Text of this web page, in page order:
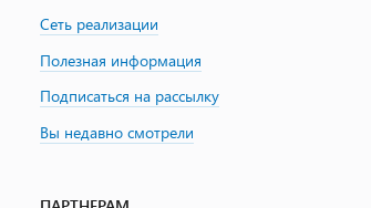
Сеть реализации
Полезная информация
Подписаться на рассылку
Вы недавно смотрели